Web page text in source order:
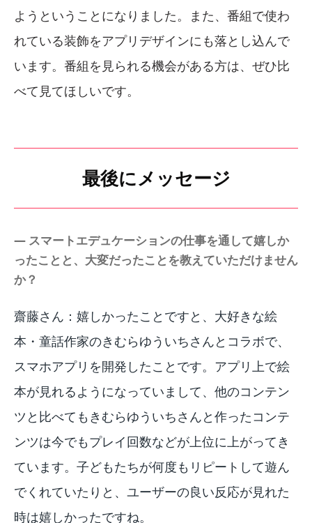
ようということになりました。また、番組で使わ
れている装飾をアプリデザインにも落とし込んで
います。番組を見られる機会がある方は、ぜひ比
べて見てほしいです。
最後にメッセージ
― スマートエデュケーションの仕事を通して嬉しか
ったことと、大変だったことを教えていただけません
か？
齋藤さん：嬉しかったことですと、大好きな絵
本・童話作家のきむらゆういちさんとコラボで、
スマホアプリを開発したことです。アプリ上で絵
本が見れるようになっていまして、他のコンテン
ツと比べてもきむらゆういちさんと作ったコンテ
ンツは今でもプレイ回数などが上位に上がってき
ています。子どもたちが何度もリピートして遊ん
でくれていたりと、ユーザーの良い反応が見れた
時は嬉しかったですね。